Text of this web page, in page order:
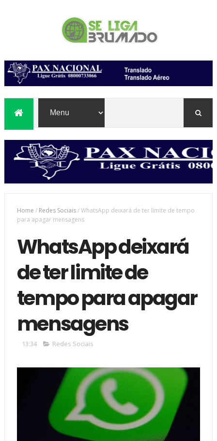
Home / Redes Sociais/WhatsApp deixará de ter limite de tempo
para apagar mensagens
WhatsApp deixará
de ter limite de
tempo para apagar
mensagens
13:34 Redes Sociais